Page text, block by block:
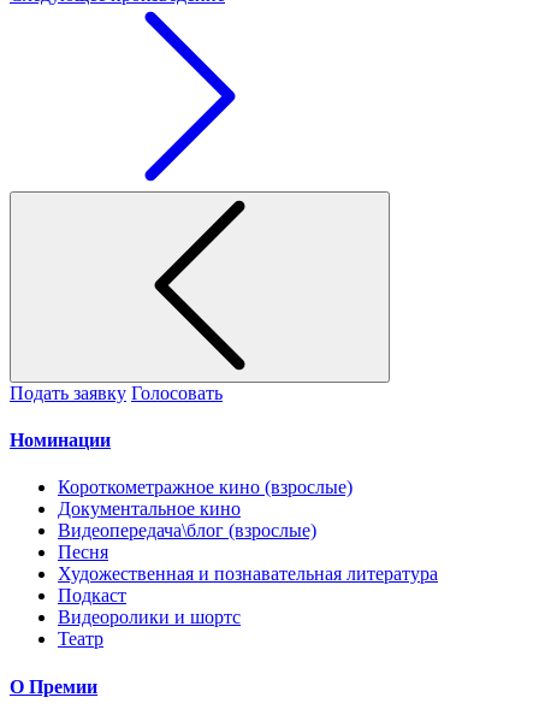
Подать заявку Голосовать
Номинации
Короткометражное кино (взрослые)
Документальное кино
Видеопередача\блог (взрослые)
Песня
Художественная и познавательная литература
Подкаст
Видеоролики и шортс
Театр
О Премии